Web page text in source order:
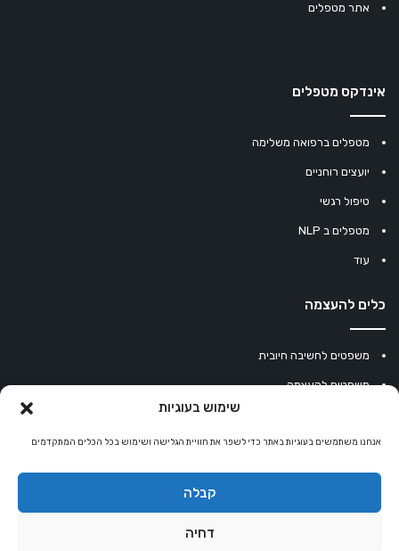
שימוש בעוגיות
אנחנו משתמשים בעוגיות באתר כדי לשפר את חוויית הגלישה ושימוש בכל הכלים המתקדמים
קבלה
דחיה
אתר מטפלים
אינדקס מטפלים
מטפלים ברפואה משלימה
יועצים רוחניים
טיפול רגשי
מטפלים ב NLP
עוד
כלים להעצמה
משפטים לחשיבה חיובית
משפטים להעצמה
מחשבון נומרולוגיה
קריסטלים למזלות